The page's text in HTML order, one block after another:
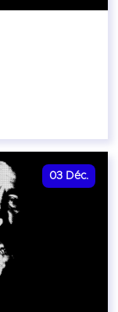
03 Déc.